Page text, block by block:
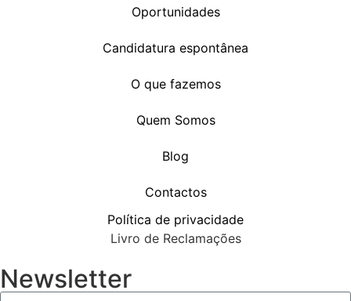
Oportunidades
Candidatura espontânea
O que fazemos
Quem Somos
Blog
Contactos
Política de privacidade
Livro de Reclamações
Newsletter